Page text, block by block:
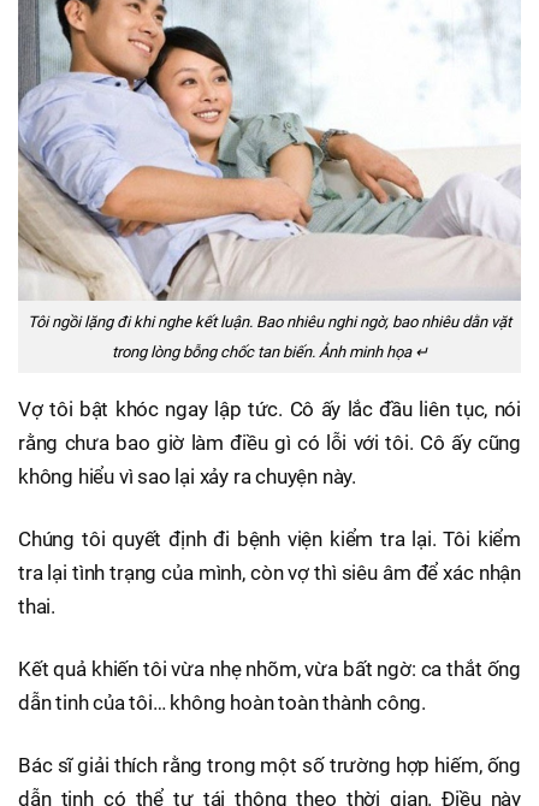
Tôi ngồi lặng đi khi nghe kết luận. Bao nhiêu nghi ngờ, bao nhiêu dằn vặt
trong lòng bỗng chốc tan biến. Ảnh minh họa ↵
Vợ tôi bật khóc ngay lập tức. Cô ấy lắc đầu liên tục, nói
rằng chưa bao giờ làm điều gì có lỗi với tôi. Cô ấy cũng
không hiểu vì sao lại xảy ra chuyện này.
Chúng tôi quyết định đi bệnh viện kiểm tra lại. Tôi kiểm
tra lại tình trạng của mình, còn vợ thì siêu âm để xác nhận
thai.
Kết quả khiến tôi vừa nhẹ nhõm, vừa bất ngờ: ca thắt ống
dẫn tinh của tôi… không hoàn toàn thành công.
Bác sĩ giải thích rằng trong một số trường hợp hiếm, ống
dẫn tinh có thể tự tái thông theo thời gian. Điều này